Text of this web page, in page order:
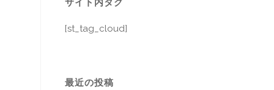
[st_tag_cloud]
最近の投稿